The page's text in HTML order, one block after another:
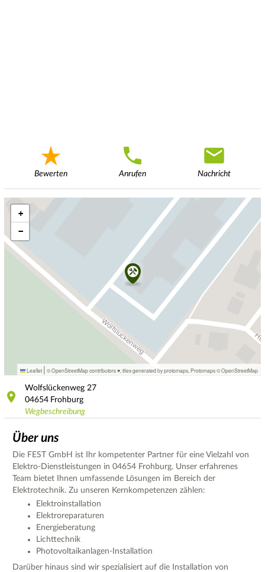
Bewerten Anrufen Nachricht
+
−
Leaflet | © OpenStreetMap contributors ♥, tiles generated by protomaps Protomaps©OpenStreetMap
Wolfslückenweg 27
04654 Frohburg
Wegbeschreibung
Über uns
Die FEST GmbH ist Ihr kompetenter Partner für eine Vielzahl von
Elektro-Dienstleistungen in 04654 Frohburg. Unser erfahrenes
Team bietet Ihnen umfassende Lösungen im Bereich der
Elektrotechnik. Zu unseren Kernkompetenzen zählen:
Elektroinstallation
Elektroreparaturen
Energieberatung
Lichttechnik
Photovoltaikanlagen-Installation
Darüber hinaus sind wir spezialisiert auf die Installation von